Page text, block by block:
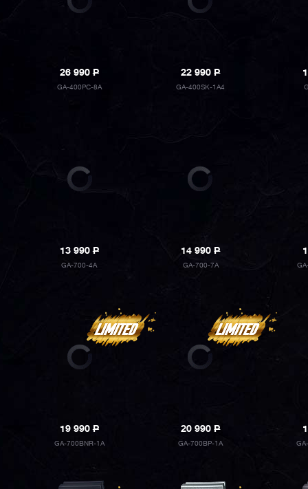
26 990P
GA-400PC-8A
22 990P
GA-400SK-1A4
13 990P
GA-700-4A
14 990P
GA-700-7A
19 990P
GA-700BNR-1A
20 990P
GA-700BP-1A